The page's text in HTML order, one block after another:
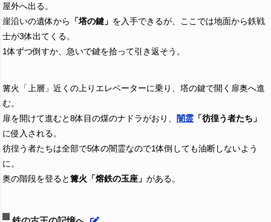
屋外へ出る。
崖沿いの遺体から
「塔の鍵」 を入手できるが、ここでは地面から鉄戦
士が3体出てくる。
1体ずつ倒すか、急いで鍵を拾って引き返そう。
篝火「上層」近くの上りエレベーターに乗り、塔の鍵で開く扉奥へ進
む。
扉を開けて進むと8体目の煤のナドラがおり、
闇霊 「彷徨う者たち」
に侵入される。
彷徨う者たちは全部で5体の闇霊なので1体倒しても油断しないよう
に。
奥の階段を登ると篝火「熔鉄の玉座」 がある。